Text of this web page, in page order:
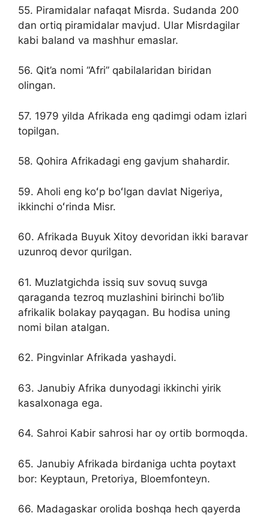
55. Piramidalar nafaqat Misrda. Sudanda 200
dan ortiq piramidalar mavjud. Ular Misrdagilar
kabi baland va mashhur emaslar.
56. Qit’a nomi “Afri” qabilalaridan biridan
olingan.
57. 1979 yilda Afrikada eng qadimgi odam izlari
topilgan.
58. Qohira Afrikadagi eng gavjum shahardir.
59. Aholi eng koʻp boʻlgan davlat Nigeriya,
ikkinchi oʻrinda Misr.
60. Afrikada Buyuk Xitoy devoridan ikki baravar
uzunroq devor qurilgan.
61. Muzlatgichda issiq suv sovuq suvga
qaraganda tezroq muzlashini birinchi bo’lib
afrikalik bolakay payqagan. Bu hodisa uning
nomi bilan atalgan.
62. Pingvinlar Afrikada yashaydi.
63. Janubiy Afrika dunyodagi ikkinchi yirik
kasalxonaga ega.
64. Sahroi Kabir sahrosi har oy ortib bormoqda.
65. Janubiy Afrikada birdaniga uchta poytaxt
bor: Keyptaun, Pretoriya, Bloemfonteyn.
66. Madagaskar orolida boshqa hech qayerda